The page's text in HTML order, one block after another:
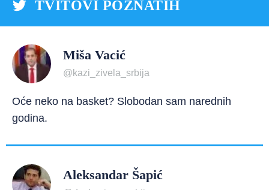
TVITOVI POZNATIH
Miša Vacić
@kazi_zivela_srbija
Oće neko na basket? Slobodan sam narednih
godina.
Aleksandar Šapić